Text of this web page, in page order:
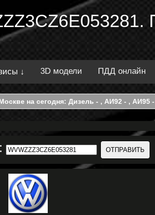
↓ 3D модели ПДД онлайн
на сегодня: Дизель - , АИ92 - , АИ95